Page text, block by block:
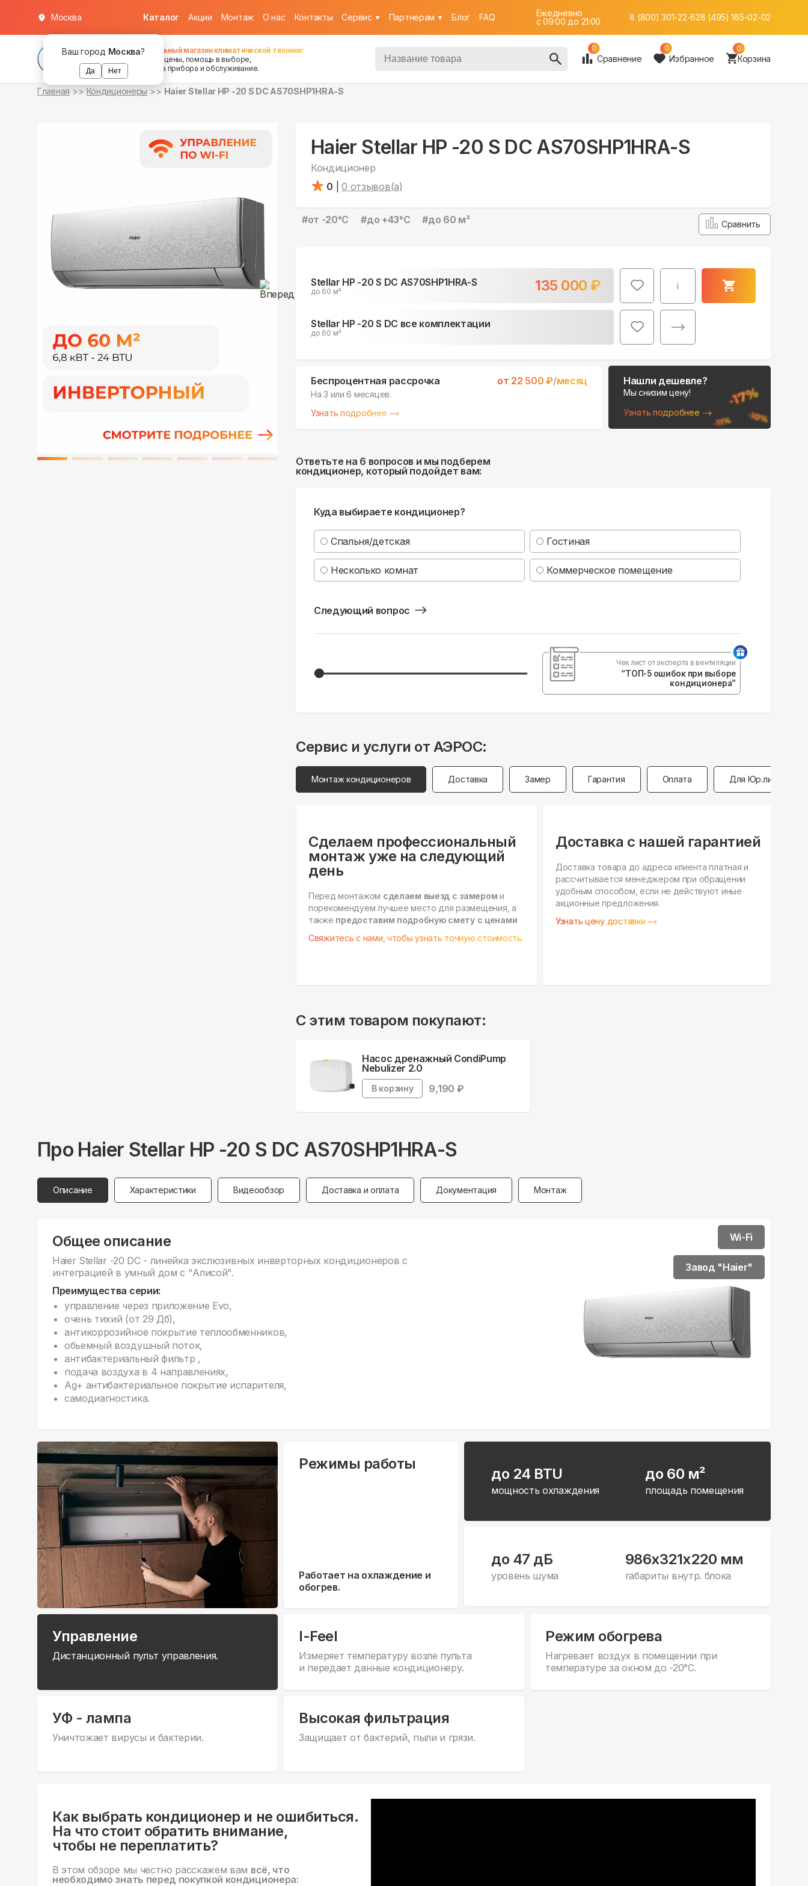
Ваш город Москва?
Да Нет
Москва Каталог Акции Монтаж О нас Контакты Cервис Партнерам Блог FAQ
Ежедневно
c 09:00 до 21:00
8 (800) 301-22-628 (495) 185-02-02
Федеральный магазин климатической техники:
хорошие цены, помощь в выборе,
установка прибора и обслуживание.
0
Сравнение
0
Избранное
0
Корзина
Главная Кондиционеры Haier Stellar HP -20 S DC AS70SHP1HRA-S
Поможем выбрать
место для монтажа:
В Telegram
Haier Stellar HP -20 S DC AS70SHP1HRA-S
Кондиционер
0
0 отзывов(а)
#от -20°С #до +43°С #до 60 м² Сравнить
Stellar HP -20 S DC AS70SHP1HRA-S
до 60 м² 135 000 ₽ i
в наличии
Stellar HP -20 S DC все комплектации
до 60 м²
в наличии
Беспроцентная рассрочка от 22 500 ₽/месяц
На 3 или 6 месяцев.
Узнать подробнее
Нашли дешевле?
Мы снизим цену!
Узнать подробнее
Ответьте на 6 вопросов и мы подберем
кондиционер, который подойдет вам:
Куда выбираете кондиционер?
Спальня/детская Гостиная
Несколько комнат Коммерческое помещение
Следующий вопрос
Чек лист от эксперта в вентиляции
“ТОП-5 ошибок при выборе
кондиционера”
Сервис и услуги от АЭРОС:
Монтаж кондиционеров Доставка Замер Гарантия Оплата Для Юр.лиц
Сделаем профессиональный
монтаж уже на следующий
день
Перед монтажом сделаем выезд с замером и
порекомендуем лучшее место для размещения, а
также предоставим подробную смету с ценами
Свяжитесь с нами, чтобы узнать точную стоимость.
Доставка с нашей гарантией
Доставка товара до адреса клиента платная и
рассчитывается менеджером при обращении
удобным способом, если не действуют иные
акционные предложения.
Узнать цену доставки
С этим товаром покупают:
Насос дренажный CondiPump
Nebulizer 2.0
В корзину 9,190 ₽
Про Haier Stellar HP -20 S DC AS70SHP1HRA-S
Описание Характеристики Видеообзор Доставка и оплата Документация Монтаж
Общее описание
Haier Stellar -20 DC - линейка экслюзивных инверторных кондиционеров с
интеграцией в умный дом с "Алисой".
Преимущества серии:
управление через приложение Evo,
очень тихий (от 29 Дб),
антикоррозийное покрытие теплообменников,
обьемный воздушный поток,
антибактериальный фильтр ,
подача воздуха в 4 направлениях,
Ag+ антибактериальное покрытие испарителя,
самодиагностика.
Wi-Fi
Завод "Haier"
Режимы работы
Работает на охлаждение и
обогрев.
до 24 BTU
мощность охлаждения
до 60 м²
площадь помещения
до 47 дБ
уровень шума
986x321x220 мм
габариты внутр. блока
Управление
Дистанционный пульт управления.
I-Feel
Измеряет температуру возле пульта
и передает данные кондиционеру.
Режим обогрева
Нагревает воздух в помещении при
температуре за окном до -20°С.
УФ - лампа
Уничтожает вирусы и бактерии.
Высокая фильтрация
Защищает от бактерий, пыли и грязи.
Как выбрать кондиционер и не ошибиться.
На что стоит обратить внимание,
чтобы не переплатить?
В этом обзоре мы честно расскажем вам всё, что
необходимо знать перед покупкой кондиционера: